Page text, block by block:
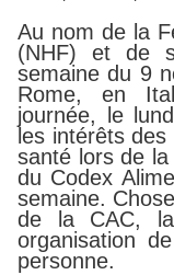
Au nom de la
(NHF) et de
semaine du 9
Rome, en
journée, le
les intérêts
santé lors de
du Codex
semaine.
de la CAC,
organisation
personne.